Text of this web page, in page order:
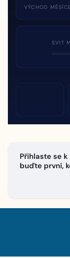
VÝCHOD MĚSÍCE
SVIT
Přihlaste se
buďte první,